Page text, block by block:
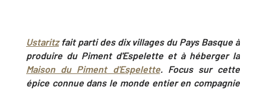
Ustaritzfait parti des dix villages du Pays Basque à
produire du Piment d'Espelette et à héberger la
Maison du Piment d'Espelette. Focus sur cette
épice connue dans le monde entier en compagnie